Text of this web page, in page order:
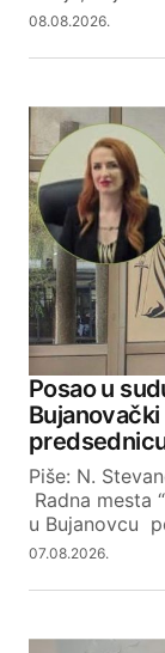
08.08.2026.
Posao u
Piše: N.
Radna mesta
u Bujanovcu
07.08.2026.